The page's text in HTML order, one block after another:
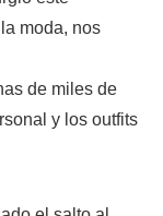
moda, nos
de miles de
y los outfits